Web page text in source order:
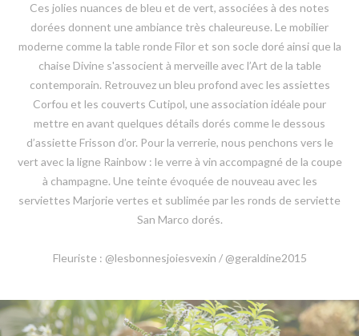
Ces jolies nuances de bleu et de vert, associées à des notes
dorées donnent une ambiance très chaleureuse. Le mobilier
moderne comme la table ronde Filor et son socle doré ainsi que la
chaise Divine s'associent à merveille avec l’Art de la table
contemporain. Retrouvez un bleu profond avec les assiettes
Corfou et les couverts Cutipol, une association idéale pour
mettre en avant quelques détails dorés comme le dessous
d’assiette Frisson d’or. Pour la verrerie, nous penchons vers le
vert avec la ligne Rainbow : le verre à vin accompagné de la coupe
à champagne. Une teinte évoquée de nouveau avec les
serviettes Marjorie vertes et sublimée par les ronds de serviette
San Marco dorés.
Fleuriste : @lesbonnesjoiesvexin / @geraldine2015